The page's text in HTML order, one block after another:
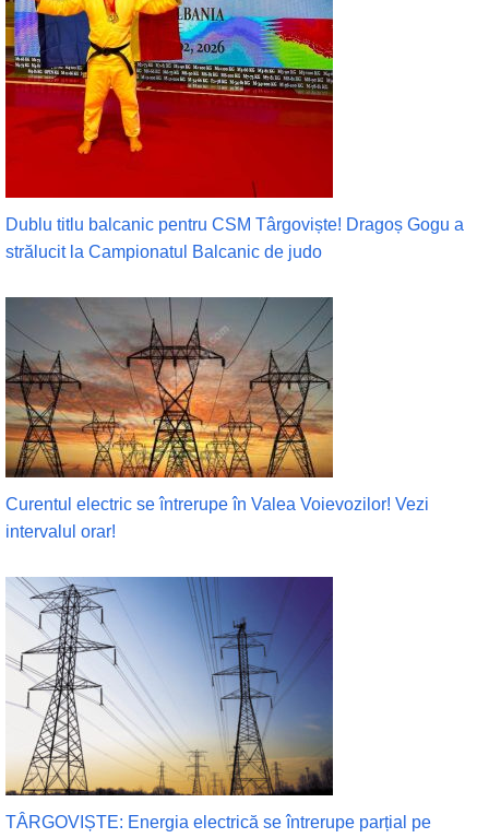
Dublu titlu balcanic pentru CSM Târgoviște! Dragoș Gogu a
strălucit la Campionatul Balcanic de judo
Curentul electric se întrerupe în Valea Voievozilor! Vezi
intervalul orar!
TÂRGOVIȘTE: Energia electrică se întrerupe parțial pe